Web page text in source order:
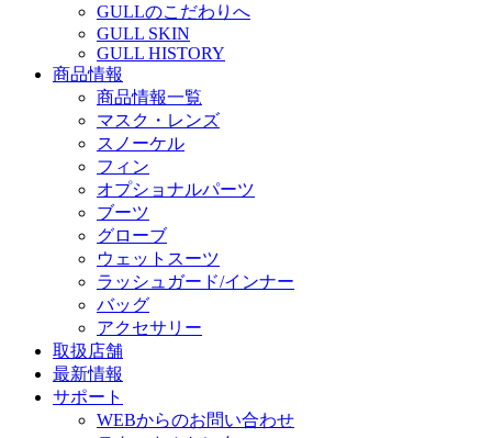
GULLのこだわりへ
GULL SKIN
GULL HISTORY
商品情報
商品情報一覧
マスク・レンズ
スノーケル
フィン
オプショナルパーツ
ブーツ
グローブ
ウェットスーツ
ラッシュガード/インナー
バッグ
アクセサリー
取扱店舗
最新情報
サポート
WEBからのお問い合わせ